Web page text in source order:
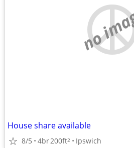
no
House share available
8/5 4br200ft2 Ipswich